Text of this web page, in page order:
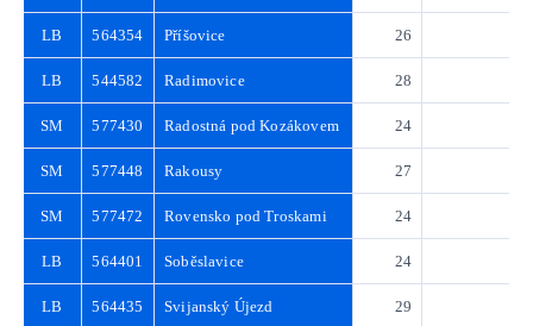
LB 564354 Příšovice 26
LB 544582 Radimovice 28
SM 577430 Radostná pod Kozákovem 24
SM 577448 Rakousy 27
SM 577472 Rovensko pod Troskami 24
LB 564401 Soběslavice 24
LB 564435 Svijanský Újezd 29